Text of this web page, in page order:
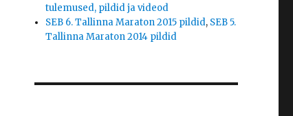
tulemused, pildid ja videod
SEB 6. Tallinna Maraton 2015 pildid, SEB 5.
Tallinna Maraton 2014 pildid